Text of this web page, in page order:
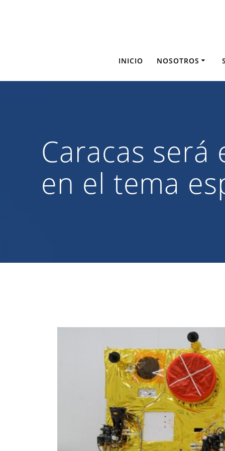
INICIO NOSOTROS
Caracas
en el tema